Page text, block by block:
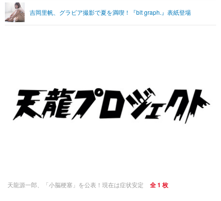
ショッピング その他
吉岡里帆、グラビア撮影で夏を満喫！『blt graph.』表紙登場
天龍源一郎、「小脳梗塞」を公表！現在は症状安定 全 1 枚